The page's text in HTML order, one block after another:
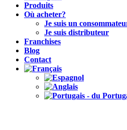
Produits
Où acheter?
Je suis un
Je suis distributeur
Franchises
Blog
Contact